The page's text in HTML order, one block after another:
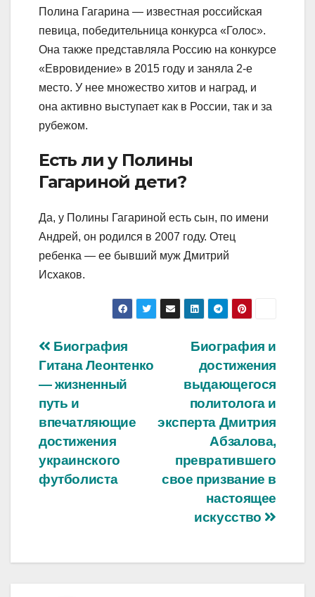
Полина Гагарина — известная российская
певица, победительница конкурса «Голос».
Она также представляла Россию на конкурсе
«Евровидение» в 2015 году и заняла 2-е
место. У нее множество хитов и наград, и
она активно выступает как в России, так и за
рубежом.
Есть ли у Полины
Гагариной дети?
Да, у Полины Гагариной есть сын, по имени
Андрей, он родился в 2007 году. Отец
ребенка — ее бывший муж Дмитрий
Исхаков.
Навигация
по
записям
Биография и
достижения
выдающегося
политолога и
эксперта Дмитрия
Абзалова,
превратившего
свое призвание в
настоящее
искусство
Биография
Гитана Леонтенко
— жизненный
путь и
впечатляющие
достижения
украинского
футболиста